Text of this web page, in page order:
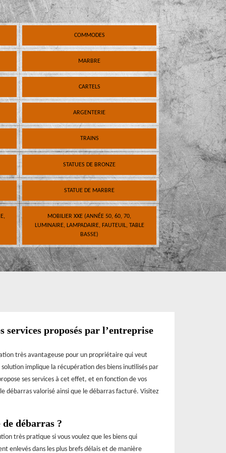
COMMODES
MARBRE
CARTELS
ARGENTERIE
TRAINS
STATUES DE BRONZE
STATUE DE MARBRE
MOBILIER XXE (ANNÉE 50, 60, 70,
LUMINAIRE, LAMPADAIRE, FAUTEUIL, TABLE
BASSE)
services proposés par l’entreprise
très avantageuse pour un propriétaire qui veut
implique la récupération des biens inutilisés par
ses services à cet effet, et en fonction de vos
débarras valorisé ainsi que le débarras facturé. Visitez
débarras ?
très pratique si vous voulez que les biens qui
enlevés dans les plus brefs délais et de manière